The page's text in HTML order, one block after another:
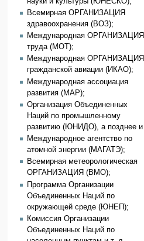
Всемирная ОРГАНИЗАЦИЯ
здравоохранения (ВОЗ);
Международная ОРГАНИЗАЦИЯ
труда (МОТ);
Международная ОРГАНИЗАЦИЯ
гражданской авиации (ИКАО);
Международная ассоциация
развития (МАР);
Организация Объединенных
Наций по промышленному
развитию (ЮНИДО), а позднее и
Международное агентство по
атомной энергии (МАГАТЭ);
Всемирная метеорологическая
ОРГАНИЗАЦИЯ (ВМО);
Программа Организации
Объединенных Наций по
окружающей среде (ЮНЕП);
Комиссия Организации
Объединенных Наций по